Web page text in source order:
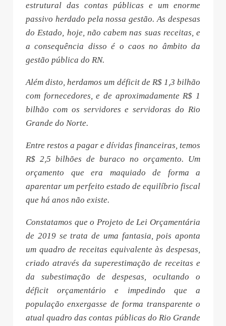
estrutural das contas públicas e um enorme
passivo herdado pela nossa gestão. As despesas
do Estado, hoje, não cabem nas suas receitas, e
a consequência disso é o caos no âmbito da
gestão pública do RN.
Além disto, herdamos um déficit de R$ 1,3 bilhão
com fornecedores, e de aproximadamente R$ 1
bilhão com os servidores e servidoras do Rio
Grande do Norte.
Entre restos a pagar e dívidas financeiras, temos
R$ 2,5 bilhões de buraco no orçamento. Um
orçamento que era maquiado de forma a
aparentar um perfeito estado de equilíbrio fiscal
que há anos não existe.
Constatamos que o Projeto de Lei Orçamentária
de 2019 se trata de uma fantasia, pois aponta
um quadro de receitas equivalente às despesas,
criado através da superestimação de receitas e
da subestimação de despesas, ocultando o
déficit orçamentário e impedindo que a
população enxergasse de forma transparente o
atual quadro das contas públicas do Rio Grande